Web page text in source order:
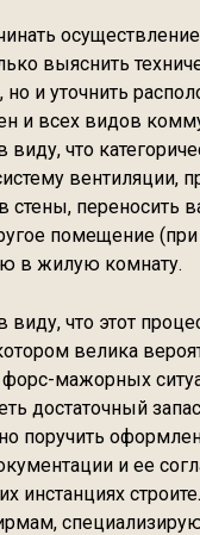
выяснить
и уточнить
и всех видов
виду, что
вентиляции,
стены, переносить
помещение
в жилую комнату.
виду, что этот
велика
мажорных
достаточный
поручить
и ее
инстанциях